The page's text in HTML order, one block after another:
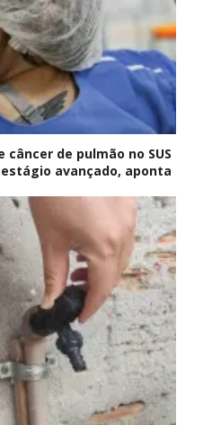
câncer de pulmão no SUS
avançado, aponta